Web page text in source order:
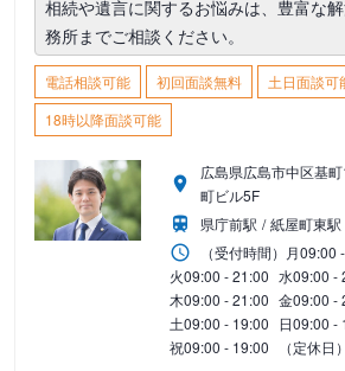
相続や遺言に関するお悩みは、豊富な
務所までご相談ください。
電話相談可能 初回面談無料
土日面談可
18時以降面談可能
広島県広島市中区基
町ビル5F
県庁前駅
紙屋町東駅
（受付時間） 月09:00
火09:00 - 21:00 水09:00 -
木09:00 - 21:00 金09:00 -
土09:00 - 19:00 日09:00 -
祝09:00 - 19:00 （定休日